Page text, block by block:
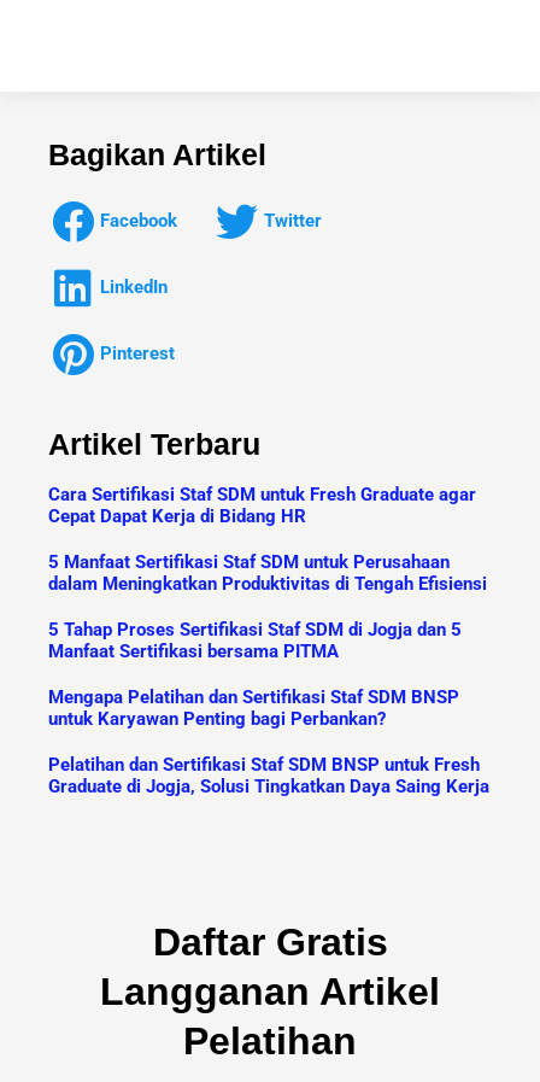
Bagikan Artikel
Facebook Twitter
LinkedIn
Pinterest
Artikel Terbaru
Cara Sertifikasi Staf SDM untuk Fresh Graduate agar
Cepat Dapat Kerja di Bidang HR
5 Manfaat Sertifikasi Staf SDM untuk Perusahaan
dalam Meningkatkan Produktivitas di Tengah Efisiensi
5 Tahap Proses Sertifikasi Staf SDM di Jogja dan 5
Manfaat Sertifikasi bersama PITMA
Mengapa Pelatihan dan Sertifikasi Staf SDM BNSP
untuk Karyawan Penting bagi Perbankan?
Pelatihan dan Sertifikasi Staf SDM BNSP untuk Fresh
Graduate di Jogja, Solusi Tingkatkan Daya Saing Kerja
Daftar Gratis
Langganan Artikel
Pelatihan